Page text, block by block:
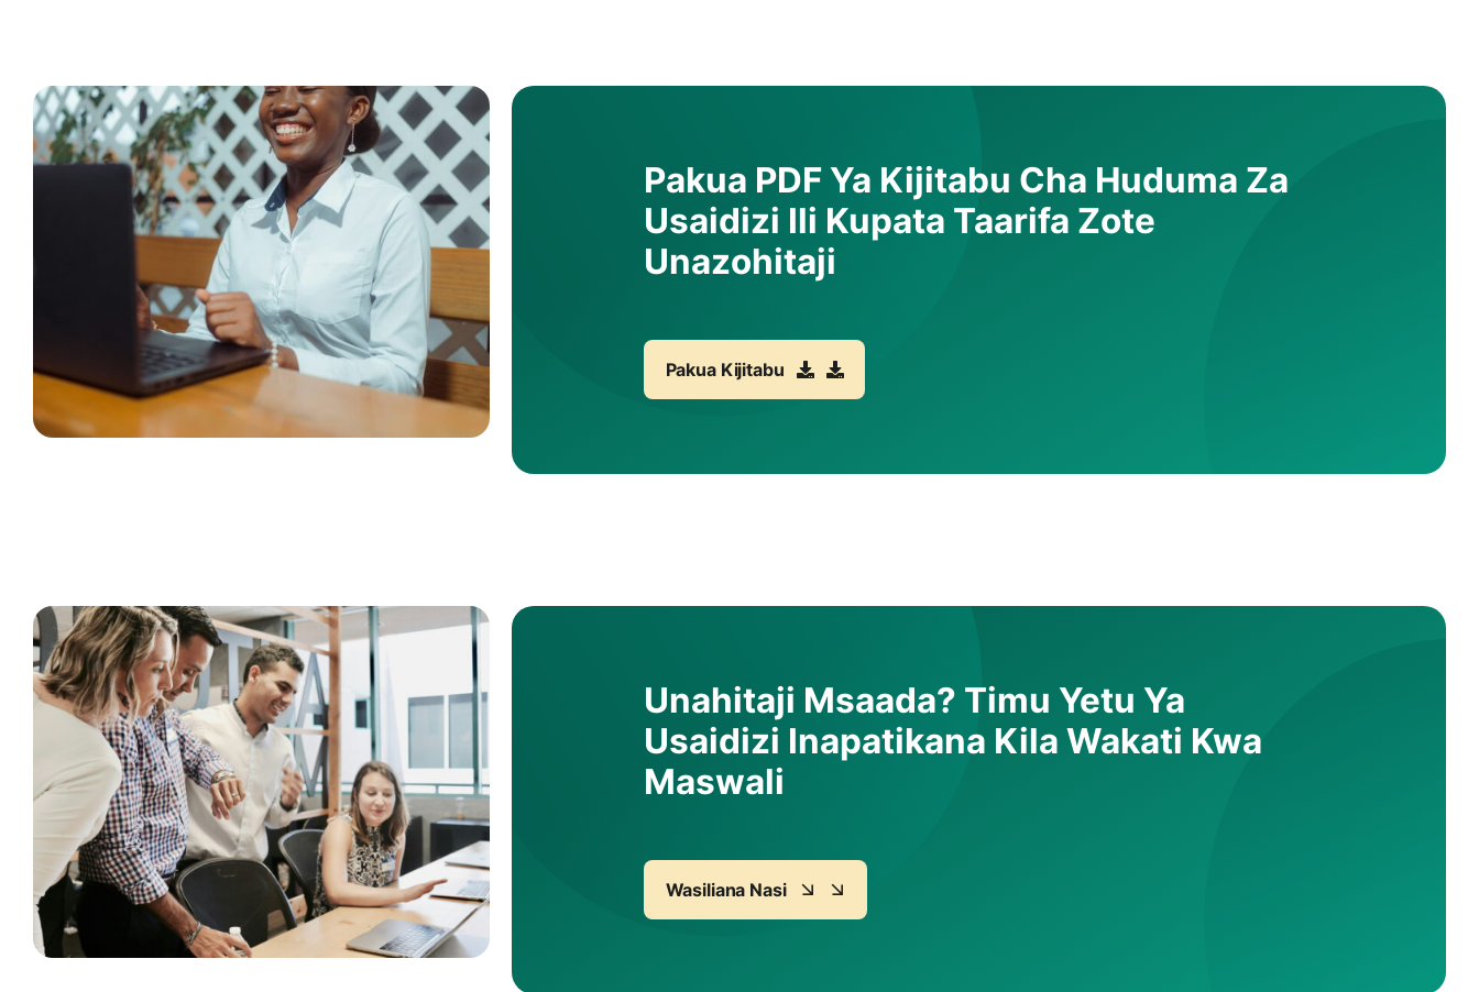
Pakua PDF Ya Kijitabu Cha Huduma Za
Usaidizi Ili Kupata Taarifa Zote
Unazohitaji
Pakua Kijitabu
Unahitaji Msaada? Timu Yetu Ya
Usaidizi Inapatikana Kila Wakati Kwa
Maswali
Wasiliana Nasi